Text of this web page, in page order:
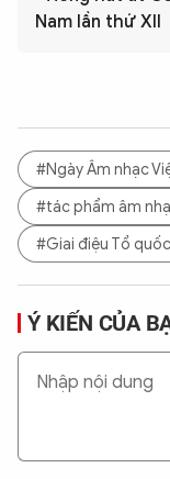
Nam lần thứ XII
#Ngày Âm nhạc
#tác phẩm âm
#Giai điệu Tổ quốc
Ý KIẾN CỦA